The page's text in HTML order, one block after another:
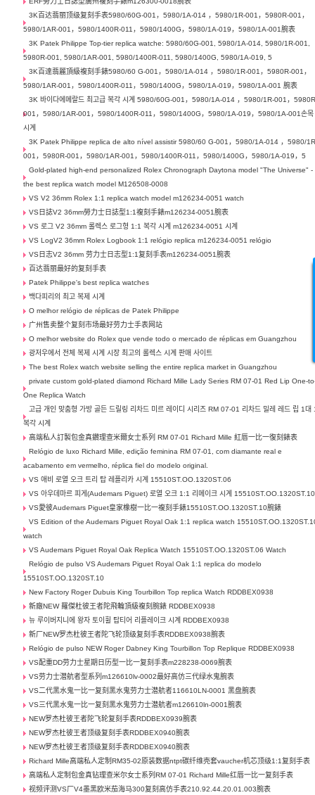
3K百达翡丽顶级复刻手表5980/60G-001，5980/1A-014 ，5980/1R-001，5980R-001，
5980/1AR-001，5980/1400R-011，5980/1400G，5980/1A-019，5980/1A-001腕表
3K Patek Philippe Top-tier replica watche: 5980/60G-001, 5980/1A-014, 5980/1R-001,
5980R-001, 5980/1AR-001, 5980/1400R-011, 5980/1400G, 5980/1A-019, 5
3K百達翡麗頂級複刻手錶5980/60 G-001，5980/1A-014 ，5980/1R-001，5980R-001，
5980/1AR-001，5980/1400R-011，5980/1400G，5980/1A-019，5980/1A-001 腕表
3K 바이다에메랄드 최고급 복각 시계 5980/60G-001，5980/1A-014 ，5980/1R-001，
001，5980/1AR-001，5980/1400R-011，5980/1400G，5980/1A-019，5980/1A-001손목
시계
3K Patek Philippe replica de alto nível assistir 5980/60 G-001，5980/1A-014 ，5980/
001，5980R-001，5980/1AR-001，5980/1400R-011，5980/1400G，5980/1A-019，5
Gold-plated high-end personalized Rolex Chronograph Daytona model "The Universe" -
the best replica watch model M126508-0008
VS V2 36mm Rolex 1:1 replica watch model m126234-0051 watch
VS日誌V2 36mm勞力士日誌型1:1複刻手錶m126234-0051腕表
VS 로그 V2 36mm 롤렉스 로그형 1:1 복각 시계 m126234-0051 시계
VS LogV2 36mm Rolex Logbook 1:1 relógio replica m126234-0051 relógio
VS日志V2 36mm 劳力士日志型1:1复刻手表m126234-0051腕表
百达翡丽最好的复刻手表
Patek Philippe's best replica watches
백다피리의 최고 복제 시계
O melhor relógio de réplicas de Patek Philippe
广州售卖整个复刻市场最好劳力士手表网站
O melhor website do Rolex que vende todo o mercado de réplicas em Guangzhou
광저우에서 전체 복제 시계 시장 최고의 롤렉스 시계 판매 사이트
The best Rolex watch website selling the entire replica market in Guangzhou
private custom gold-plated diamond Richard Mille Lady Series RM 07-01 Red Lip One-
One Replica Watch
고급 개인 맞춤형 가방 골든 드릴링 리차드 미르 레이디 시리즈 RM 07-01 리차드 밀레 레드 립 1대
복각 시계
高端私人訂製包金真鑽理查米爾女士系列 RM 07-01 Richard Mille 紅唇一比一復刻錶表
Relógio de luxo Richard Mille, edição feminina RM 07-01, com diamante real e
acabamento em vermelho, réplica fiel do modelo original.
VS 애비 로열 오크 트리 탑 레플리카 시계 15510ST.OO.1320ST.06
VS 아우데마르 피게(Audemars Piguet) 로열 오크 1:1 리메이크 시계 15510ST.OO.1320ST.10
VS愛彼Audemars Piguet皇家橡樹一比一複刻手錶15510ST.OO.1320ST.10腕錶
VS Edition of the Audemars Piguet Royal Oak 1:1 replica watch
watch
VS Audemars Piguet Royal Oak Replica Watch 15510ST.OO.1320ST.06 Watch
Relógio de pulso VS Audemars Piguet Royal Oak 1:1 replica do modelo
15510ST.OO.1320ST.10
New Factory Roger Dubuis King Tourbillon Top replica Watch RDDBEX0938
新廠NEW 羅傑杜彼王者陀飛輪頂級複刻腕錶 RDDBEX0938
뉴 루이버지니에 왕자 토이휠 탑티어 리플레이크 시계 RDDBEX0938
新厂NEW罗杰杜彼王者陀飞轮顶级复刻手表RDDBEX0938腕表
Relógio de pulso NEW Roger Dabney King Tourbillon Top Replique RDDBEX0938
VS配重DD劳力士星期日历型一比一复刻手表m228238-0069腕表
VS劳力士潜航者型系列m126610lv-0002最好高仿三代绿水鬼腕表
VS二代黑水鬼一比一复刻黑水鬼劳力士潜航者116610LN-0001 黑盘腕表
VS三代黑水鬼一比一复刻黑水鬼劳力士潜航者m126610ln-0001腕表
NEW罗杰杜彼王者陀飞轮复刻手表RDDBEX0939腕表
NEW罗杰杜彼王者顶级复刻手表RDDBEX0940腕表
NEW罗杰杜彼王者顶级复刻手表RDDBEX0940腕表
Richard Mille高端私人定制RM35-02原装数据ntpt碳纤维壳套vaucher机芯顶级1:1复刻手表
高端私人定制包金真钻理查米尔女士系列RM 07-01 Richard Mille红唇一比一复刻手表
视频评测VS厂V4墨黑欧米茄海马300复刻高仿手表210.92.44.20.01.003腕表